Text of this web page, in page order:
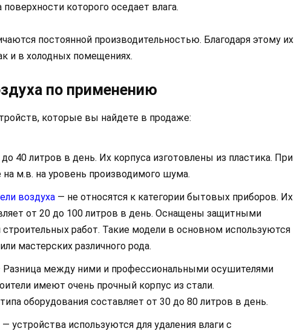
которого оседает влага.
постоянной производительностью. Благодаря этому их
и в холодных помещениях.
по применению
которые вы найдете в продаже:
40 литров в день. Их корпуса изготовлены из пластика. При
м.в. на уровень производимого шума.
воздуха — не относятся к категории бытовых приборов. Их
от 20 до 100 литров в день. Оснащены защитными
работ. Такие модели в основном используются
мастерских различного рода.
Разница между ними и профессиональными осушителями
имеют очень прочный корпус из стали.
оборудования составляет от 30 до 80 литров в день.
— устройства используются для удаления влаги с